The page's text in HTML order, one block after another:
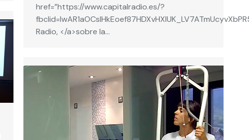
href=”https://www.capitalradio.es/?
Radio, </a>sobre la…